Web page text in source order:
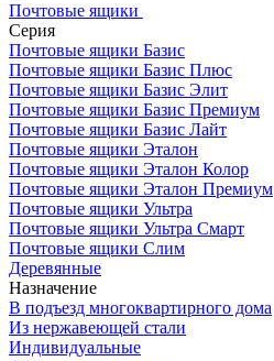
Почтовые ящики
Серия
Почтовые ящики Базис
Почтовые ящики Базис Плюс
Почтовые ящики Базис Элит
Почтовые ящики Базис Премиум
Почтовые ящики Базис Лайт
Почтовые ящики Эталон
Почтовые ящики Эталон Колор
Почтовые ящики Эталон Премиум
Почтовые ящики Ультра
Почтовые ящики Ультра Смарт
Почтовые ящики Слим
Деревянные
Назначение
В подъезд многоквартирного дома
Из нержавеющей стали
Индивидуальные